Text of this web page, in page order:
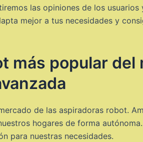
las opiniones de los
mejor a tus necesidades y
más popular
de las aspiradoras robot.
hogares de forma
para nuestras necesidades.